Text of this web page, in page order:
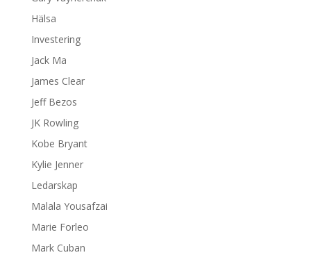
Hälsa
Investering
Jack Ma
James Clear
Jeff Bezos
JK Rowling
Kobe Bryant
Kylie Jenner
Ledarskap
Malala Yousafzai
Marie Forleo
Mark Cuban